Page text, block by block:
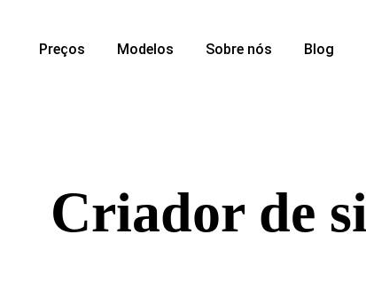
Preços Modelos Sobre nós Blog
Criador de